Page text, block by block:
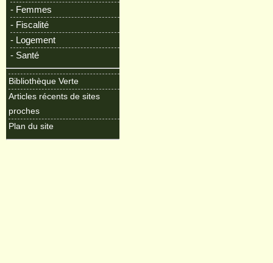
- Femmes
- Fiscalité
- Logement
- Santé
Bibliothèque Verte
Articles récents de sites
proches
Plan du site